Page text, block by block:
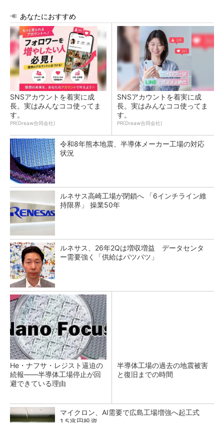
あなたにおすすめ
SNSアカウントを着実に成
長。実はみんなココ使ってま
す。
PR(Dreaw合同会社)
SNSアカウントを着実に成
長。実はみんなココ使ってま
す。
PR(Dreaw合同会社)
令和8年熊本地震、半導体メーカー工場の対応
状況
ルネサス高崎工場が閉鎖へ 「6インチライン維
持限界」 操業50年
ルネサス、26年2Qは増収増益 データセンタ
ー需要強く「供給はパツパツ」
He・ナフサ・レジスト逼迫の
続報――半導体工場停止が回
避できている理由
半導体工場の過去の地震被害
と復旧までの時間
マイクロン、AI需要で広島工場増強へ起工式
1.5兆円投資